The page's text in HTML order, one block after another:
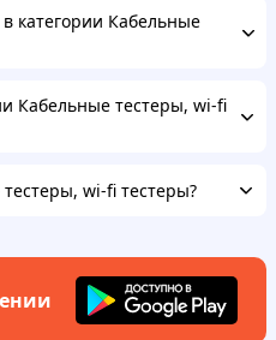
категории Кабельные
Кабельные тестеры, wi-fi
wi-fi тестеры?